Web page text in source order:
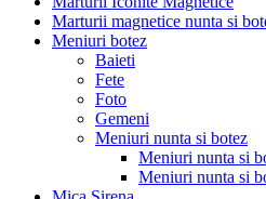
Marturii magnetice nunta si
Meniuri botez
Baieti
Fete
Foto
Gemeni
Meniuri nunta si botez
Meniuri nunta si
Meniuri nunta si